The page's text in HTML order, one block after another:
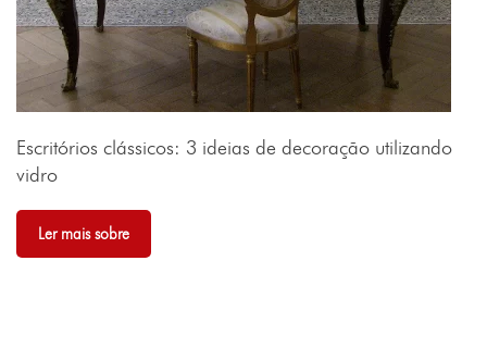
Escritórios clássicos: 3 ideias de decoração utilizando
vidro
Ler mais sobre